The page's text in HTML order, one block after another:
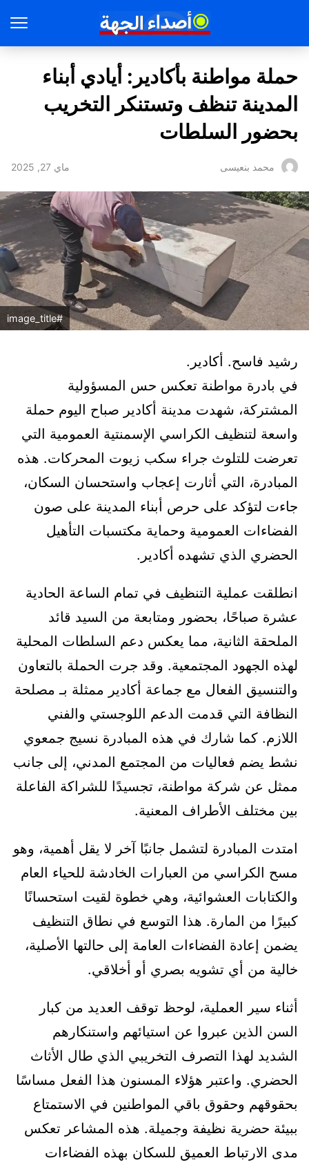
حملة مواطنة بأكادير: أيادي أبناء
المدينة تنظف وتستنكر التخريب
بحضور السلطات
محمد بنعيسى ماي 27, 2025
#image_title
رشيد فاسح. أكادير.
في بادرة مواطنة تعكس حس المسؤولية
المشتركة، شهدت مدينة أكادير صباح اليوم حملة
واسعة لتنظيف الكراسي الإسمنتية العمومية التي
تعرضت للتلوث جراء سكب زيوت المحركات. هذه
المبادرة، التي أثارت إعجاب واستحسان السكان،
جاءت لتؤكد على حرص أبناء المدينة على صون
الفضاءات العمومية وحماية مكتسبات التأهيل
الحضري الذي تشهده أكادير.
انطلقت عملية التنظيف في تمام الساعة الحادية
عشرة صباحًا، بحضور ومتابعة من السيد قائد
الملحقة الثانية، مما يعكس دعم السلطات المحلية
لهذه الجهود المجتمعية. وقد جرت الحملة بالتعاون
والتنسيق الفعال مع جماعة أكادير ممثلة بـ مصلحة
النظافة التي قدمت الدعم اللوجستي والفني
اللازم. كما شارك في هذه المبادرة نسيج جمعوي
نشط يضم فعاليات من المجتمع المدني، إلى جانب
ممثل عن شركة مواطنة، تجسيدًا للشراكة الفاعلة
بين مختلف الأطراف المعنية.
امتدت المبادرة لتشمل جانبًا آخر لا يقل أهمية، وهو
مسح الكراسي من العبارات الخادشة للحياء العام
والكتابات العشوائية، وهي خطوة لقيت استحسانًا
كبيرًا من المارة. هذا التوسع في نطاق التنظيف
يضمن إعادة الفضاءات العامة إلى حالتها الأصلية،
خالية من أي تشويه بصري أو أخلاقي.
أثناء سير العملية، لوحظ توقف العديد من كبار
السن الذين عبروا عن استيائهم واستنكارهم
الشديد لهذا التصرف التخريبي الذي طال الأثاث
الحضري. واعتبر هؤلاء المسنون هذا الفعل مساسًا
بحقوقهم وحقوق باقي المواطنين في الاستمتاع
ببيئة حضرية نظيفة وجميلة. هذه المشاعر تعكس
مدى الارتباط العميق للسكان بهذه الفضاءات